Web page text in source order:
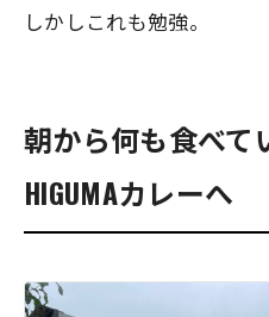
しかしこれも勉強。
朝から何も食べて
HIGUMAカレーへ